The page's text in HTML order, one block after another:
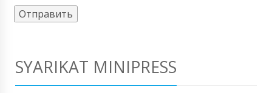
SYARIKAT MINIPRESS